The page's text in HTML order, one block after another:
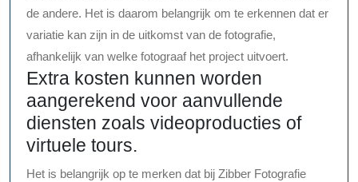
de andere. Het is daarom belangrijk om te erkennen dat er
variatie kan zijn in de uitkomst van de fotografie,
afhankelijk van welke fotograaf het project uitvoert.
Extra kosten kunnen worden
aangerekend voor aanvullende
diensten zoals videoproducties of
virtuele tours.
Het is belangrijk op te merken dat bij Zibber Fotografie